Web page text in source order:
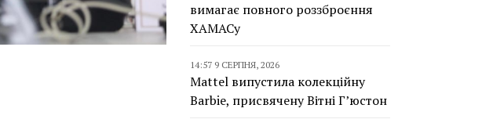
вимагає повного роззброєння
ХАМАСу
14:57 9 СЕРПНЯ, 2026
Mattel випустила колекційну
Barbie, присвячену Вітні Г’юстон